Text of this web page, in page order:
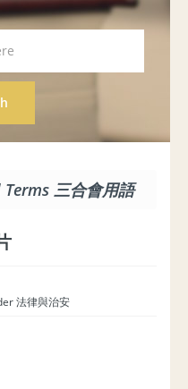
Terms 三合會用語
法律與治安